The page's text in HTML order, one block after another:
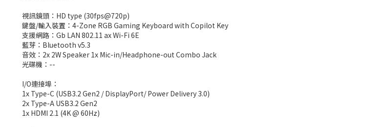
視訊鏡頭：HD type (30fps@720p)
鍵盤/輸入裝置：4-Zone RGB Gaming Keyboard with Copilot Key
支援網路：Gb LAN 802.11 ax Wi-Fi 6E
藍芽：Bluetooth v5.3
音效：2x 2W Speaker 1x Mic-in/Headphone-out Combo Jack
光碟機：--
I/O連接埠：
1x Type-C (USB3.2 Gen2 / DisplayPort/ Power Delivery 3.0)
2x Type-A USB3.2 Gen2
1x HDMI 2.1 (4K @ 60Hz)